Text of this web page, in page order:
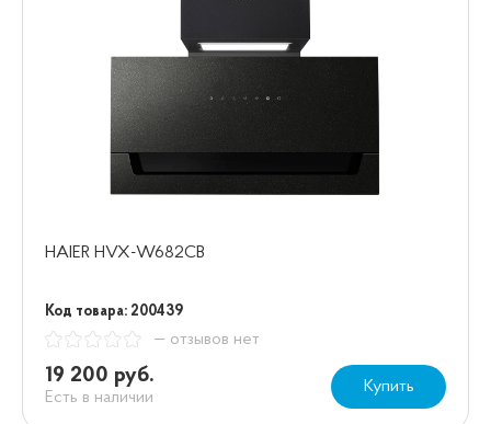
HAIER HVX-W682CB
Код товара: 200439
— отзывов нет
19 200 руб.
Есть в наличии
Купить